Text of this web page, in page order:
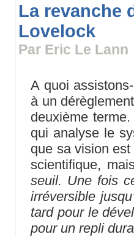
La revanche
Lovelock
Par Eric Le Lann
A quoi
à un
deuxième
qui analyse le
que sa vision
scientifique,
seuil. Une fois
irréversible
tard pour le
pour un repli